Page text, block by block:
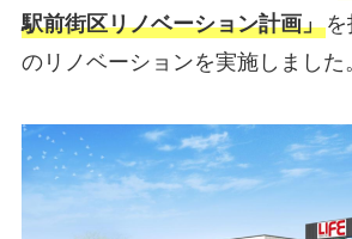
駅前街区リノベーション計画」を
のリノベーションを実施しました